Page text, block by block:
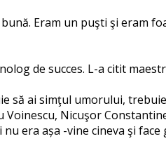
Eram un puşti şi eram
de succes. L-a citit
ai simţul umorului,
Nicuşor
era așa -vine cineva şi